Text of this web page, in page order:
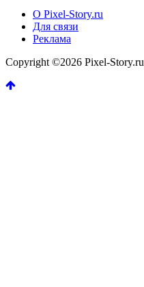
О Pixel-Story.ru
Для связи
Реклама
Copyright ©2026 Pixel-Story.ru